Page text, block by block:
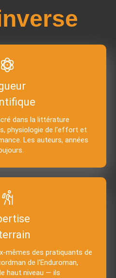
dans la littérature
physiologie de l'effort et
Les auteurs, années
mêmes des pratiquants de
de l'Enduroman,
haut niveau — ils